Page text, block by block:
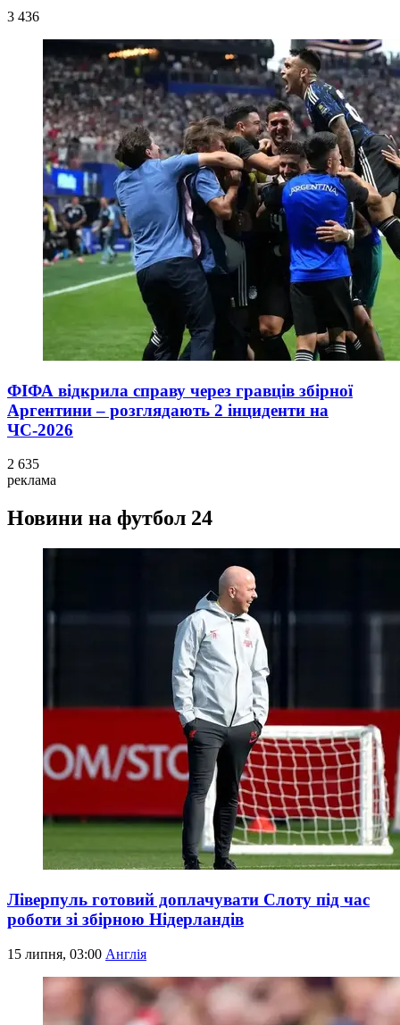
3 436
ФІФА відкрила справу через гравців збірної
Аргентини – розглядають 2 інциденти на
ЧС-2026
2 635
реклама
Новини на футбол 24
Ліверпуль готовий доплачувати Слоту під час
роботи зі збірною Нідерландів
15 липня, 03:00 Англія